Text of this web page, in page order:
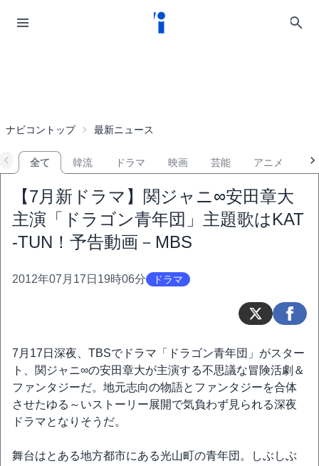
ナビコントップ 最新ニュース
全て 韓流 ドラマ 映画 芸能 アニメ
【7月新ドラマ】関ジャニ∞安田章大
主演「ドラゴン青年団」主題歌はKAT
-TUN！予告動画－MBS
2012年07月17日19時06分 ドラマ
7月17日深夜、TBSでドラマ「ドラゴン青年団」がスター
ト、関ジャニ∞の安田章大が主演する不思議な冒険活劇＆
ファンタジーだ。地元志向の物語とファンタジーを合体
させたゆる～いストーリー展開で気負わず見られる深夜
ドラマとなりそうだ。
舞台はとある地方都市にある光山町の青年団。しぶしぶ